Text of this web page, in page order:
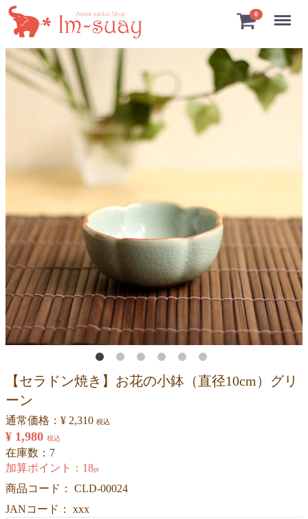
0 Menu
【セラドン焼き】お花の小鉢（直径10cm）グリ
ーン
通常価格： ¥ 2,310 税込
¥ 1,980 税込
在庫数：7
加算ポイント： 18pt
商品コード： CLD-00024
JANコード： xxx